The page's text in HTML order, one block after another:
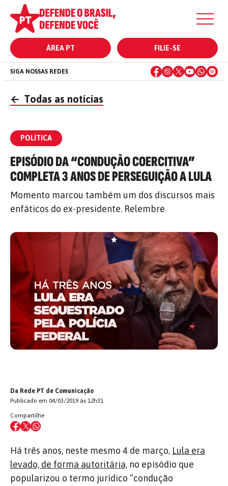
ÁREA PT FILIE-SE
SIGA NOSSAS REDES
← Todas as notícias
POLÍTICA
EPISÓDIO DA “CONDUÇÃO COERCITIVA”
COMPLETA 3 ANOS DE PERSEGUIÇÃO A LULA
Momento marcou também um dos discursos mais
enfáticos do ex-presidente. Relembre
Da Rede PT de Comunicação
Publicado em 04/03/2019 às 12h31
Compartilhe
Há três anos, neste mesmo 4 de março, Lula era
levado, de forma autoritária, no episódio que
popularizou o termo jurídico “condução